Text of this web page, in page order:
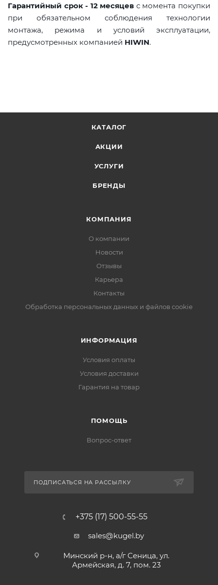
Гарантийный срок - 12 месяцев с момента покупки
при обязательном соблюдения технологии
монтажа, режима и условий эксплуатации,
предусмотренных компанией HIWIN.
КАТАЛОГ
АКЦИИ
УСЛУГИ
БРЕНДЫ
КОМПАНИЯ
О компании
Новости
Отзывы
Карьера
Контакты
Обработка персональных данных и файлов cookie
ИНФОРМАЦИЯ
Условия оплаты
Условия доставки
Гарантия на товар
ПОМОЩЬ
Вопрос-ответ
ПОДПИСАТЬСЯ НА РАССЫЛКУ
+375 (17) 500-55-55
sales@kugel.by
Минский р-н, а/г Сеница, ул.
Армейская, д. 7, пом. 23